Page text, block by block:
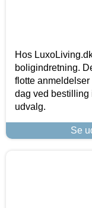
Hos
boligindretning.
flotte
dag ved bestilling
udvalg.
Se